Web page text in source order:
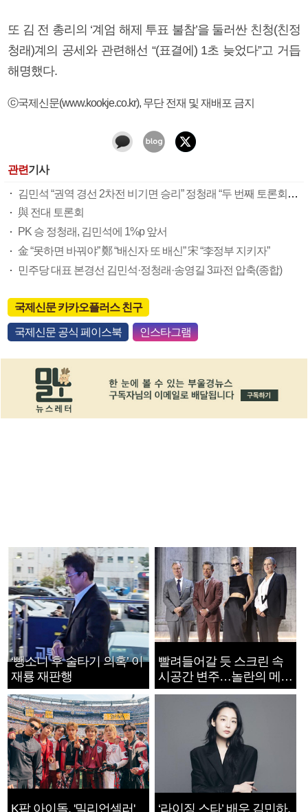
또 김 전 총리의 ‘계엄 해제 투표 불참’을 둘러싼 친청(친정
청래)계의 공세와 관련해선 “(표결에) 1초 늦었다”고 거듭
해명했다.
ⓒ국제신문(www.kookje.co.kr), 무단 전재 및 재배포 금지
관련기사
김민석 “권역 경선 2차전 비기면 승리” 정청래 “두 번째 토론회서 승부 끝”
與 전대 토론회
PK 승 정청래, 김민석에 1%p 앞서
金 “못하면 바꿔야” 鄭 “배신자 또 배신” 宋 “李정부 지키자”
민주당 대표 본경선 김민석·정청래·송영길 3파전 압축(종합)
국제신문 카카오플러스 친구
국제신문 공식 페이스북 인스타그램
‘뺑소니 후 술타기 의혹’ 이
재룡 재판행
빨려들어갈 듯 스크린 속
시공간 변주…놀란의 메시
지는 ‘전쟁 속죄’
K팝 아이돌, '밀리언셀러' ‘라이징 스타’ 배우 김민하,